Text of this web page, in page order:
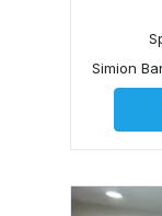
Simion